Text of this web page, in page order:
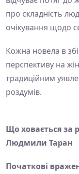
про складність
очікування щодо
Кожна новела в
перспективу на
традиційним
роздумів.
Що ховається за
Людмили Таран
Початкові